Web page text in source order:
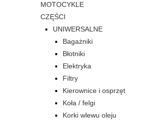
MOTOCYKLE
CZĘŚCI
UNIWERSALNE
Bagażniki
Błotniki
Elektryka
Filtry
Kierownice i osprzęt
Koła / felgi
Korki wlewu oleju